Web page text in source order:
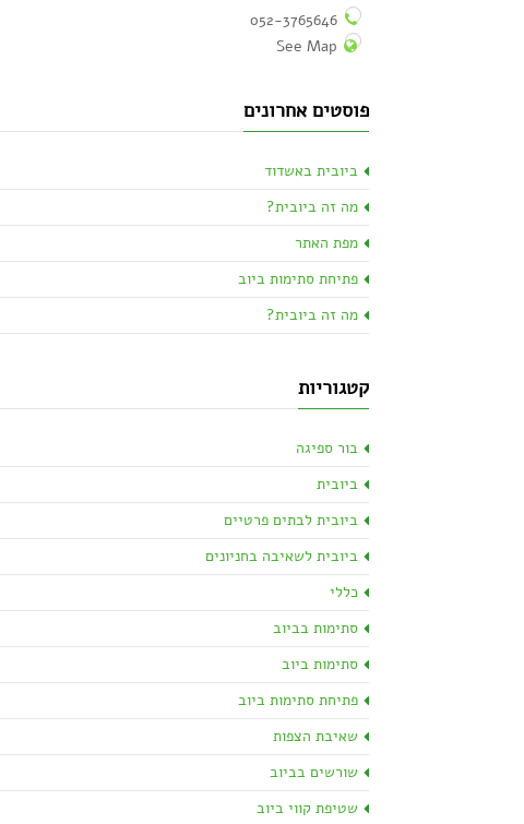
052-3765646
See Map
פוסטים אחרונים
ביובית באשדוד
מה זה ביובית?
מפת האתר
פתיחת סתימות ביוב
מה זה ביובית?
קטגוריות
בור ספיגה
ביובית
ביובית לבתים פרטיים
ביובית לשאיבה בחניונים
כללי
סתימות בביוב
סתימות ביוב
פתיחת סתימות ביוב
שאיבת הצפות
שורשים בביוב
שטיפת קווי ביוב